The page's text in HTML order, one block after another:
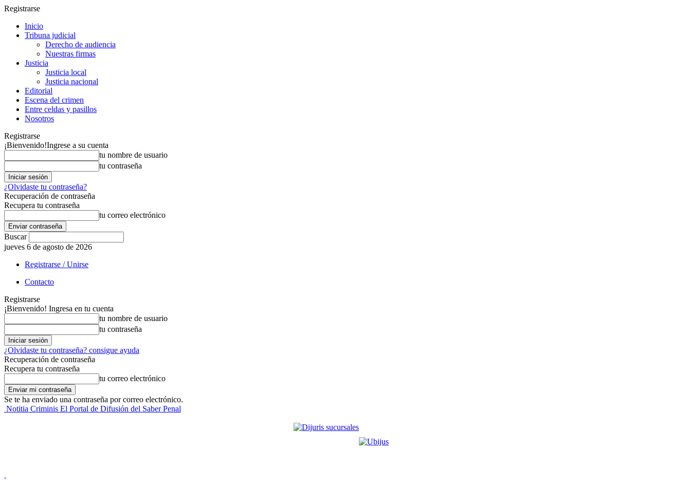
Registrarse
Inicio
Tribuna judicial
Derecho de audiencia
Nuestras firmas
Justicia
Justicia local
Justicia nacional
Editorial
Escena del crimen
Entre celdas y pasillos
Nosotros
Registrarse
¡Bienvenido!Ingrese a su cuenta
tu nombre de usuario
tu contraseña
¿Olvidaste tu contraseña?
Recuperación de contraseña
Recupera tu contraseña
tu correo electrónico
Buscar
jueves 6 de agosto de 2026
Registrarse / Unirse
Contacto
Registrarse
¡Bienvenido! Ingresa en tu cuenta
tu nombre de usuario
tu contraseña
¿Olvidaste tu contraseña? consigue ayuda
Recuperación de contraseña
Recupera tu contraseña
tu correo electrónico
Se te ha enviado una contraseña por correo electrónico.
Notitia Criminis El Portal de Difusión del Saber Penal